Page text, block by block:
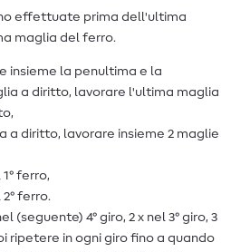
effettuate prima dell'ultima
maglia del ferro.
insieme la penultima e la
a diritto, lavorare l'ultima maglia
a diritto, lavorare insieme 2 maglie
ferro,
ferro.
(seguente) 4° giro, 2 x nel 3° giro, 3
ripetere in ogni giro fino a quando